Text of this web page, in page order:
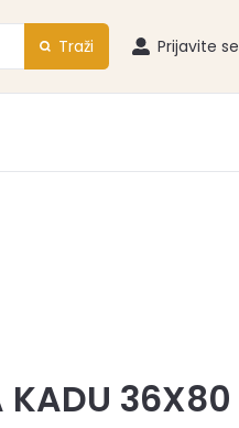
Traži Prijavite se
KADU 36X80